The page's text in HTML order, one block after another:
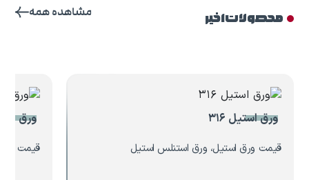
محصولات اخیر مشاهده همه
ورق استیل ۳۱۶
قیمت ورق استیل، ورق استنلس استیل
ورق
قیمت